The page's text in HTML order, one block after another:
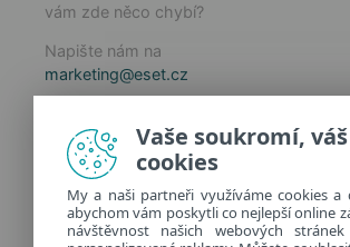
vám zde něco chybí?
Napište nám na
marketing@eset.cz
Zásady ochrany osobních údajů
Spravovat cookies
Provozuje:
ESET software spol. s r.o.
Vaše soukromí,
cookies
My a naši partneři využíváme cookies a
abychom vám poskytli co nejlepší online
návštěvnost našich webových